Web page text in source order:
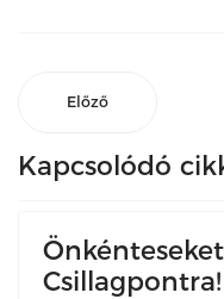
Előző
Kapcsolódó
Csillagpontra!